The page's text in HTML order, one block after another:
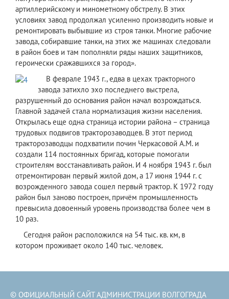
артиллерийскому и минометному обстрелу. В этих
условиях завод продолжал усиленно производить новые и
ремонтировать выбывшие из строя танки. Многие рабочие
завода, собиравшие танки, на этих же машинах следовали
в район боев и там пополняли ряды наших защитников,
героически сражавшихся за город».
​ В феврале 1943 г., едва в цехах тракторного
завода затихло эхо последнего выстрела,
разрушенный до основания район начал возрождаться.
Главной задачей стала нормализация жизни населения.
Открылась еще одна страница истории района – страница
трудовых подвигов тракторозаводцев. В этот период
тракторозаводцы подхватили почин Черкасовой А.М. и
создали 114 постоянных бригад, которые помогали
строителям восстанавливать район. И 4 ноября 1943 г. был
отремонтирован первый жилой дом, а 17 июня 1944 г. с
возрожденного завода сошел первый трактор. К 1972 году
район был заново построен, причём промышленность
превысила довоенный уровень производства более чем в
10 раз.
Сегодня район расположился на 54 тыс. кв. км, в
котором проживает около 140 тыс. человек.
© ОФИЦИАЛЬНЫЙ САЙТ АДМИНИСТРАЦИИ ВОЛГОГРАДА